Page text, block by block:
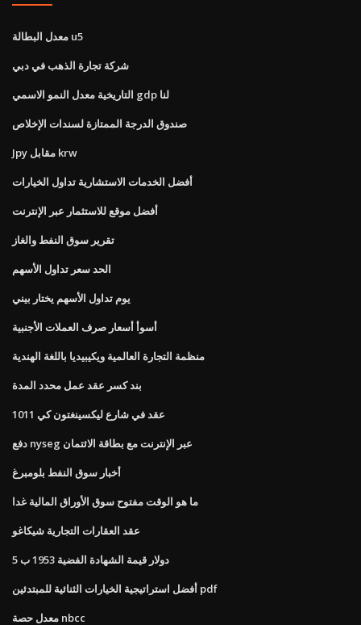
معدل البطالة u5
شركة تجارة الذهب في دبي
التاريخية معدل النمو الاسمي gdp لنا
صندوق الدرجة الممتازة لسندات الإخلاص
Jpy مقابل krw
أفضل الخدمات الاستشارية تداول الخيارات
أفضل موقع للاستثمار عبر الإنترنت
تقرير سوق النفط والغاز
الحد سعر تداول الأسهم
يوم تداول الأسهم يختار بيني
أسوأ أسعار صرف العملات الأجنبية
منظمة التجارة العالمية ويكيبيديا باللغة الهندية
بند كسر عقد عمل محدد المدة
1011 عقد في شارع ليكسينغتون كي
دفع nyseg عبر الإنترنت مع بطاقة الائتمان
أخبار سوق النفط بلومبرغ
ما هو الوقت مفتوح سوق الأوراق المالية غدا
عقد العقارات التجارية شيكاغو
5 دولار قيمة الشهادة الفضية 1953 ب
أفضل استراتيجية الخيارات الثنائية للمبتدئين pdf
معدل حصة nbcc